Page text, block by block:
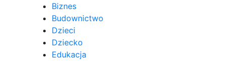
Biznes
Budownictwo
Dzieci
Dziecko
Edukacja